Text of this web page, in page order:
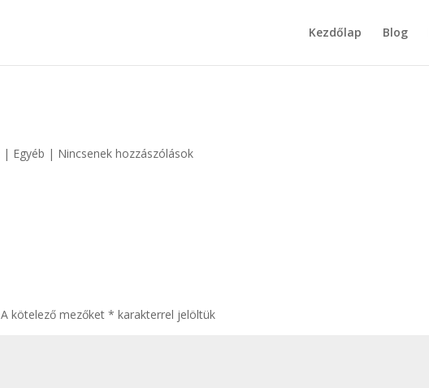
Kezdőlap Blog
| Egyéb | Nincsenek hozzászólások
A kötelező mezőket* karakterrel jelöltük